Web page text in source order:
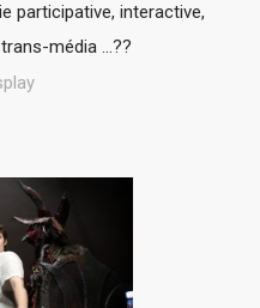
participative, interactive,
média …??